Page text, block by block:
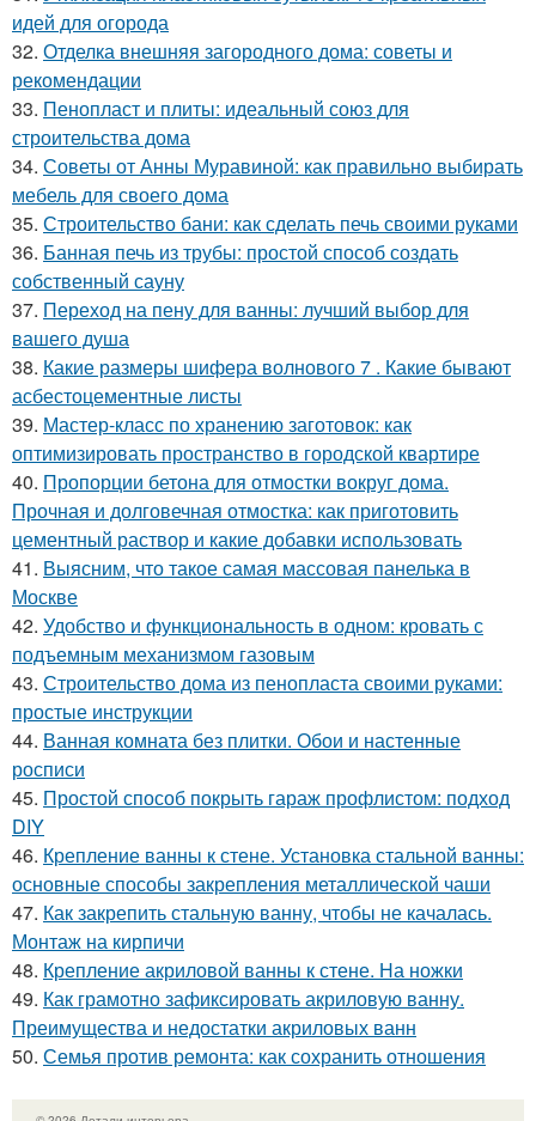
идей для огорода
32. Отделка внешняя загородного дома: советы и
рекомендации
33. Пенопласт и плиты: идеальный союз для
строительства дома
34. Советы от Анны Муравиной: как правильно выбирать
мебель для своего дома
35. Строительство бани: как сделать печь своими руками
36. Банная печь из трубы: простой способ создать
собственный сауну
37. Переход на пену для ванны: лучший выбор для
вашего душа
38. Какие размеры шифера волнового 7 . Какие бывают
асбестоцементные листы
39. Мастер-класс по хранению заготовок: как
оптимизировать пространство в городской квартире
40. Пропорции бетона для отмостки вокруг дома.
Прочная и долговечная отмостка: как приготовить
цементный раствор и какие добавки использовать
41. Выясним, что такое самая массовая панелька в
Москве
42. Удобство и функциональность в одном: кровать с
подъемным механизмом газовым
43. Строительство дома из пенопласта своими руками:
простые инструкции
44. Ванная комната без плитки. Обои и настенные
росписи
45. Простой способ покрыть гараж профлистом: подход
DIY
46. Крепление ванны к стене. Установка стальной ванны:
основные способы закрепления металлической чаши
47. Как закрепить стальную ванну, чтобы не качалась.
Монтаж на кирпичи
48. Крепление акриловой ванны к стене. На ножки
49. Как грамотно зафиксировать акриловую ванну.
Преимущества и недостатки акриловых ванн
50. Семья против ремонта: как сохранить отношения